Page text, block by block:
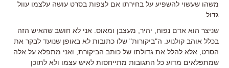
משהו שעשוי להשפיע על בחירתו אם לצפות בסרט עושה עלצמו עוול
גדול.
שניצר הוא אדם נפוח, יהיר, מעצבן ומאוס. אני לא חושב שהאיש הזה
בכלל אוהב קולנוע. ה"ביקורות" שלו כתובות לא באופן שנועד לבקר את
הסרט, אלא להלל את גדולתו של כותב הביקורת, ואני מתפלא על אלה
שמתפלאים מדוע כל התגובות מתייחסות לאיש עצמו ולא לתוכן